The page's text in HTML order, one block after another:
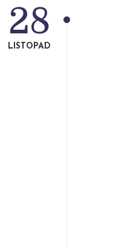
28
LISTOPAD